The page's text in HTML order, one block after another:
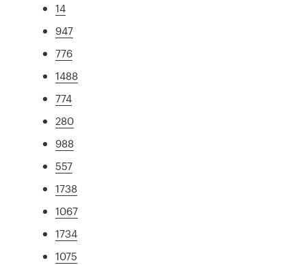
14
947
776
1488
774
280
988
557
1738
1067
1734
1075